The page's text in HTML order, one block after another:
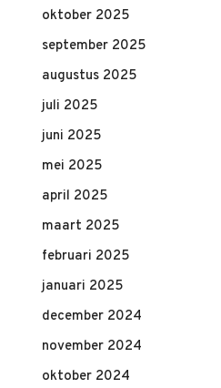
oktober 2025
september 2025
augustus 2025
juli 2025
juni 2025
mei 2025
april 2025
maart 2025
februari 2025
januari 2025
december 2024
november 2024
oktober 2024